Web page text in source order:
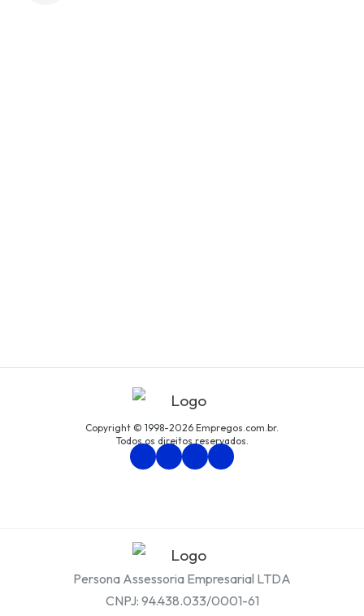
Copyright © 1998-2026 Empregos.com.br.
Todos os direitos reservados.
Persona Assessoria Empresarial LTDA
CNPJ: 94.438.033/0001-61